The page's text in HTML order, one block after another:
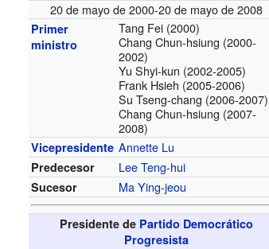
20 de mayo de 2000-20 de mayo de 2008
Primer
ministro
Tang Fei (2000)
Chang Chun-hsiung (2000-
2002)
Yu Shyi-kun (2002-2005)
Frank Hsieh (2005-2006)
Su Tseng-chang (2006-2007)
Chang Chun-hsiung (2007-
2008)
Vicepresidente Annette Lu
Predecesor Lee Teng-hui
Sucesor Ma Ying-jeou
Presidente de Partido Democrático
Progresista